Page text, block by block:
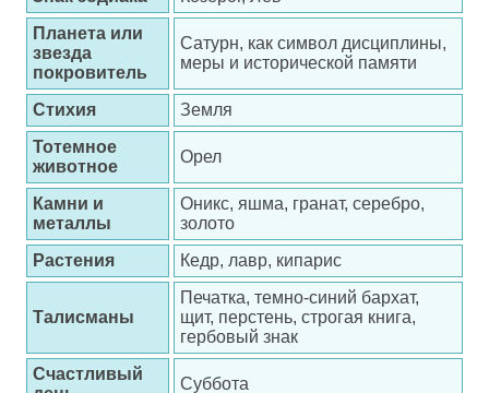
Планета или
звезда
покровитель
Сатурн, как символ дисциплины,
меры и исторической памяти
Стихия
Земля
Тотемное
животное
Орел
Камни и
металлы
Оникс, яшма, гранат, серебро,
золото
Растения
Кедр, лавр, кипарис
Талисманы
Печатка, темно-синий бархат,
щит, перстень, строгая книга,
гербовый знак
Счастливый
Суббота